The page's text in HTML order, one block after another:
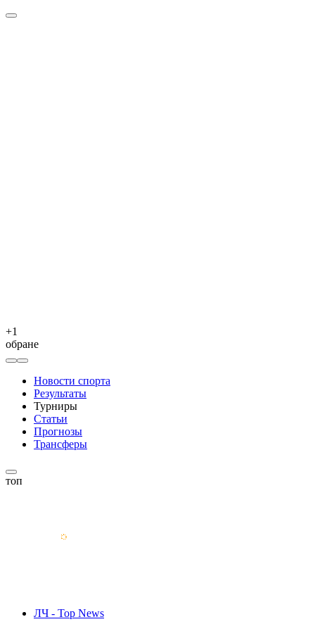
+1
обране
Новости спорта
Результаты
Турниры
Статьи
Прогнозы
Трансферы
топ
ЛЧ - Top News